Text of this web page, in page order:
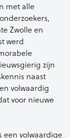
met alle
Zwolle en
werd
zijn
naast
volwaardig
voor nieuwe
een volwaardige